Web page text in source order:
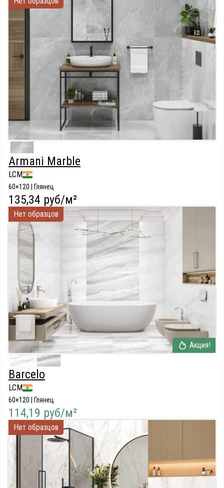
Armani Marble
LCM
60×120 | Глянец
135,34 руб/м²
Нет образцов
Акция!
Barcelo
LCM
60×120 | Глянец
114,19 руб/м²
Нет образцов